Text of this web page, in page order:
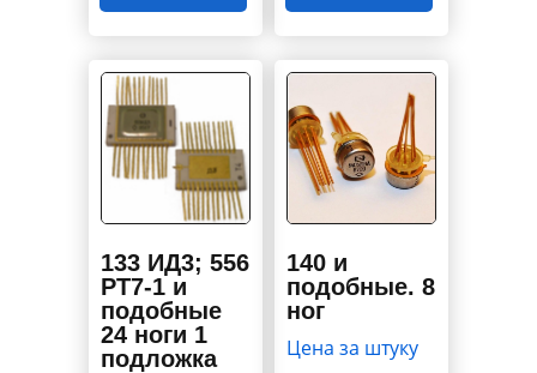
133 ИД3; 556
РТ7-1 и
подобные
24 ноги 1
подложка
140 и
подобные. 8
ног
Цена за штуку